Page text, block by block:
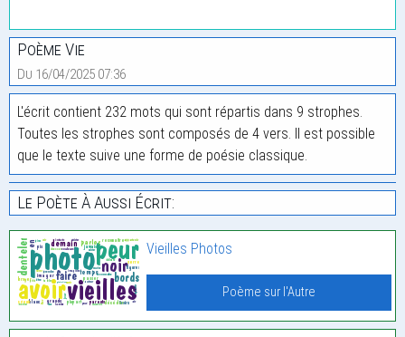
Poème Vie
Du 16/04/2025 07:36
L'écrit contient 232 mots qui sont répartis dans 9 strophes.
Toutes les strophes sont composés de 4 vers. Il est possible
que le texte suive une forme de poésie classique.
Le Poète À Aussi Écrit:
Vieilles Photos
Poème sur l'Autre